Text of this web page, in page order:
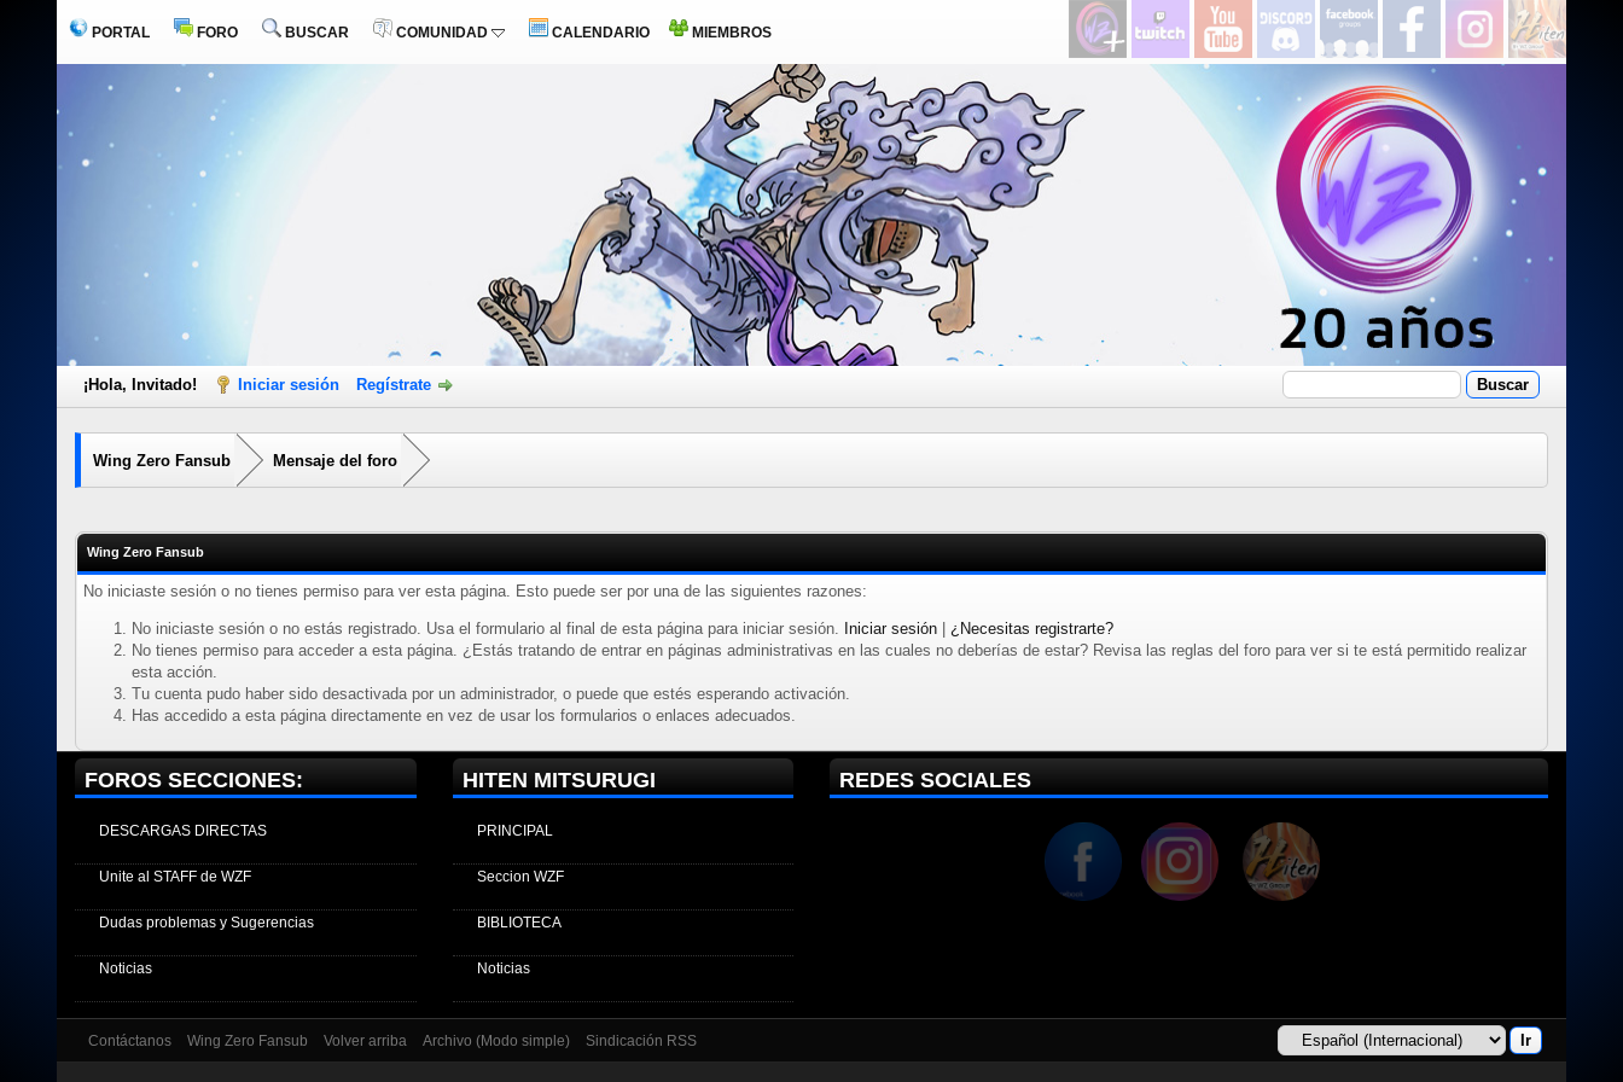
PORTAL FORO BUSCAR COMUNIDAD CALENDARIO MIEMBROS
¡Hola, Invitado! Iniciar sesión Regístrate
Wing Zero Fansub Mensaje del foro
Wing Zero Fansub
No iniciaste sesión o no tienes permiso para ver esta página. Esto puede ser por una de las siguientes razones:
No iniciaste sesión o no estás registrado. Usa el formulario al final de esta página para iniciar sesión. Iniciar sesión
¿Necesitas registrarte?
No tienes permiso para acceder a esta página. ¿Estás tratando de entrar en páginas administrativas en las cuales no deberías de estar? Revisa las reglas del foro para ver si te está permitido realizar
esta acción.
Tu cuenta pudo haber sido desactivada por un administrador, o puede que estés esperando activación.
Has accedido a esta página directamente en vez de usar los formularios o enlaces adecuados.
FOROS SECCIONES:
DESCARGAS DIRECTAS
Unite al STAFF de WZF
Dudas problemas y Sugerencias
Noticias
HITEN MITSURUGI
PRINCIPAL
Seccion WZF
BIBLIOTECA
Noticias
REDES SOCIALES
Contáctanos Wing Zero Fansub Volver arriba Archivo (Modo simple) Sindicación RSS